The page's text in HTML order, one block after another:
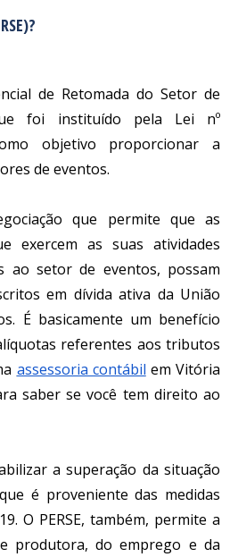
de Retomada do Setor de
foi instituído pela Lei nº
objetivo proporcionar a
de eventos.
que permite que as
exercem as suas atividades
ao setor de eventos, possam
em dívida ativa da União
É basicamente um benefício
referentes aos tributos
assessoria contábil em Vitória
saber se você tem direito ao
a superação da situação
é proveniente das medidas
O PERSE, também, permite a
produtora, do emprego e da